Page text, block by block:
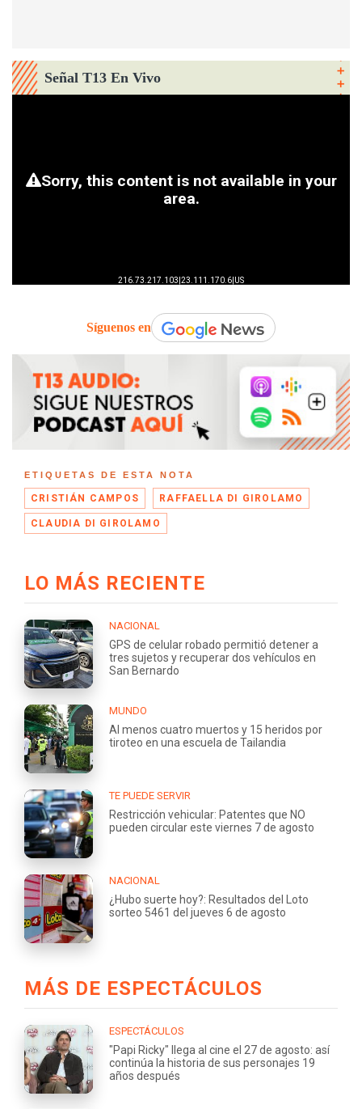
Señal T13 En Vivo
Síguenos en
ETIQUETAS DE ESTA NOTA
CRISTIÁN CAMPOS RAFFAELLA DI GIROLAMO
CLAUDIA DI GIROLAMO
LO MÁS RECIENTE
NACIONAL
GPS de celular robado permitió detener a
tres sujetos y recuperar dos vehículos en
San Bernardo
MUNDO
Al menos cuatro muertos y 15 heridos por
tiroteo en una escuela de Tailandia
TE PUEDE SERVIR
Restricción vehicular: Patentes que NO
pueden circular este viernes 7 de agosto
NACIONAL
¿Hubo suerte hoy?: Resultados del Loto
sorteo 5461 del jueves 6 de agosto
MÁS DE ESPECTÁCULOS
ESPECTÁCULOS
"Papi Ricky" llega al cine el 27 de agosto: así
continúa la historia de sus personajes 19
años después